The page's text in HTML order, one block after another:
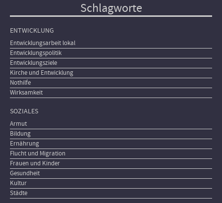
Schlagworte
ENTWICKLUNG
Entwicklungsarbeit lokal
Entwicklungspolitik
Entwicklungsziele
Kirche und Entwicklung
Nothilfe
Wirksamkeit
SOZIALES
Armut
Bildung
Ernährung
Flucht und Migration
Frauen und Kinder
Gesundheit
Kultur
Städte